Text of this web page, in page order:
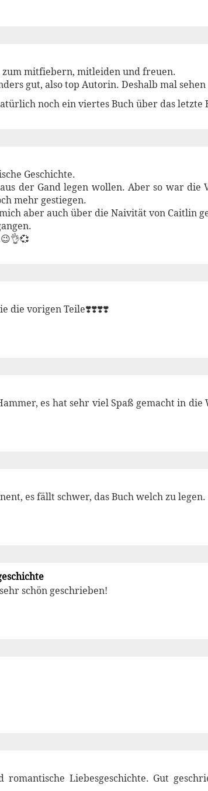
zum mitfiebern, mitleiden und freuen.
gut, also top Autorin. Deshalb mal
noch ein viertes Buch über das letzte
Geschichte.
der Gand legen wollen. Aber so war
mehr gestiegen.
aber auch über die Naivität von Caitlin
die vorigen Teile❣️❣️❣️❣️
es hat sehr viel Spaß gemacht in
es fällt schwer, das Buch welch zu legen.
schön geschrieben!
romantische Liebesgeschichte. Gut